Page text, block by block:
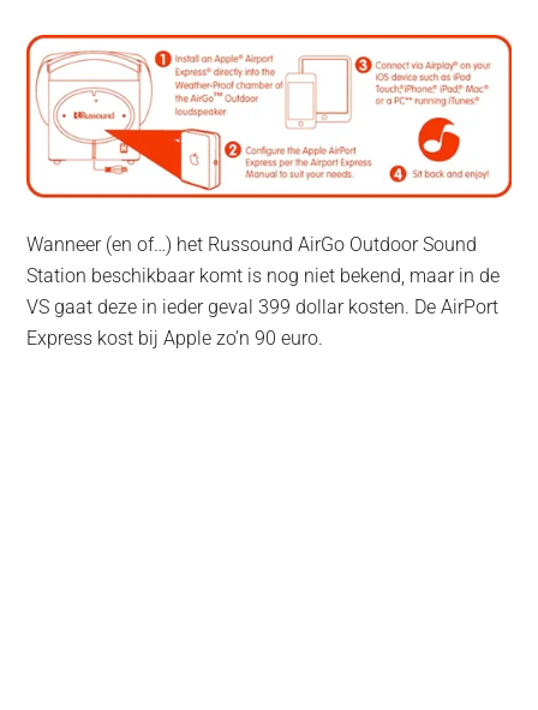
Wanneer (en of…) het Russound AirGo Outdoor Sound
Station beschikbaar komt is nog niet bekend, maar in de
VS gaat deze in ieder geval 399 dollar kosten. De AirPort
Express kost bij Apple zo’n 90 euro.